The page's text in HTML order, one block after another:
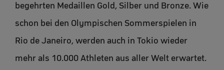
begehrten Medaillen Gold, Silber und Bronze. Wie
schon bei den Olympischen Sommerspielen in
Rio de Janeiro, werden auch in Tokio wieder
mehr als 10.000 Athleten aus aller Welt erwartet.